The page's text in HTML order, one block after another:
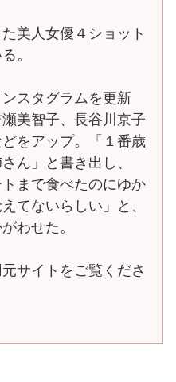
美人女優４ショット
。
スタグラムを更新
美智子、長谷川京子
をアップ。「１番歳
ん」と書き出し、
まで食べたのにゆか
てないらしい」と、
わせた。
サイトをご覧くださ